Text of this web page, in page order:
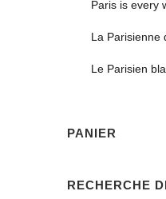
Paris is every
La Parisienne
Le Parisien
PANIER
RECHERCHE